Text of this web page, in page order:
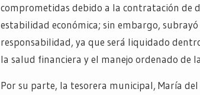
comprometidas debido a la contratación de
estabilidad económica; sin embargo,
responsabilidad, ya que será liquidado
la salud financiera y el manejo ordenado de
Por su parte, la tesorera municipal, María